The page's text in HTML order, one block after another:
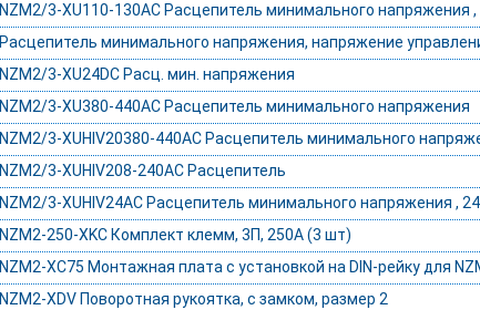
NZM2/3-XU110-130AC Расцепитель минимального напряжения ,
Расцепитель минимального напряжения, напряжение
NZM2/3-XU24DC Расц. мин. напряжения
NZM2/3-XU380-440AC Расцепитель минимального напряжения
NZM2/3-XUHIV20380-440AC Расцепитель минимального
NZM2/3-XUHIV208-240AC Расцепитель
NZM2/3-XUHIV24AC Расцепитель минимального напряжения ,
NZM2-250-XKC Комплект клемм, 3П, 250А (3 шт)
NZM2-XC75 Монтажная плата с установкой на DIN-рейку для
NZM2-XDV Поворотная рукоятка, с замком, размер 2